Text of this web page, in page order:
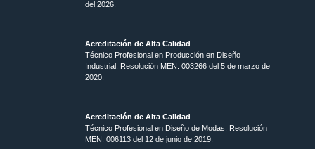
del 2026.
Acreditación de Alta Calidad
Técnico Profesional en Producción en Diseño
Industrial. Resolución MEN. 003266 del 5 de marzo de
2020.
Acreditación de Alta Calidad
Técnico Profesional en Diseño de Modas. Resolución
MEN. 006113 del 12 de junio de 2019.